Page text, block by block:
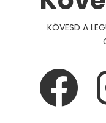
KÖVESD A